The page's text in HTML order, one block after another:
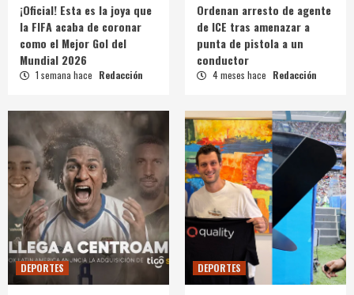
¡Oficial! Esta es la joya que
la FIFA acaba de coronar
como el Mejor Gol del
Mundial 2026
1 semana hace Redacción
Ordenan arresto de agente
de ICE tras amenazar a
punta de pistola a un
conductor
4 meses hace Redacción
DEPORTES DEPORTES